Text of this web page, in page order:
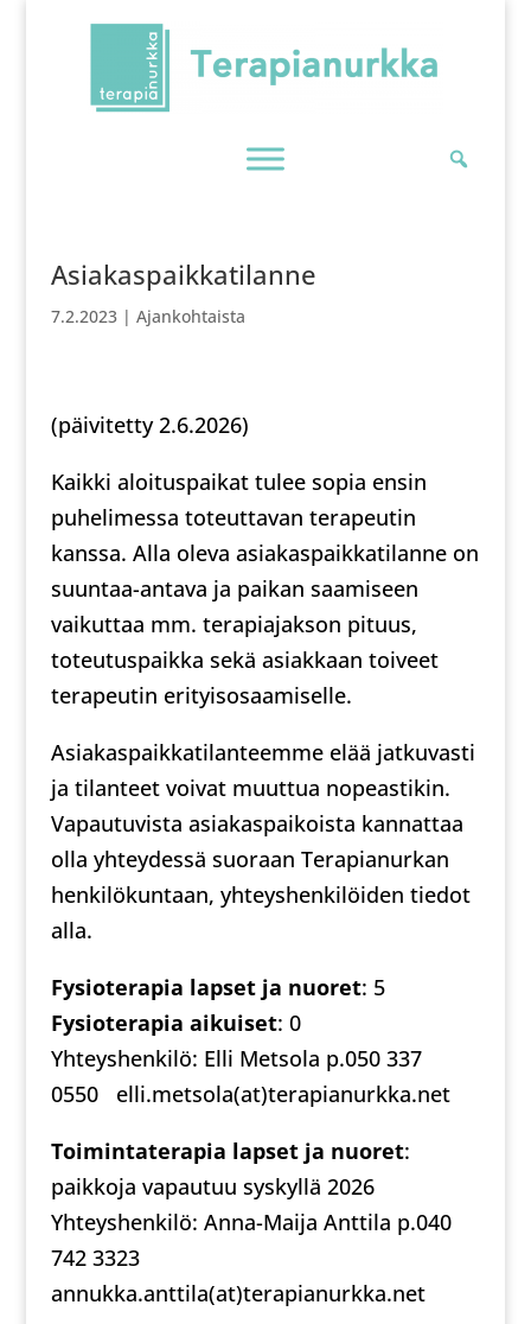
Asiakaspaikkatilanne
7.2.2023| Ajankohtaista
(päivitetty 2.6.2026)
Kaikki aloituspaikat tulee sopia ensin
puhelimessa toteuttavan terapeutin
kanssa. Alla oleva asiakaspaikkatilanne on
suuntaa-antava ja paikan saamiseen
vaikuttaa mm. terapiajakson pituus,
toteutuspaikka sekä asiakkaan toiveet
terapeutin erityisosaamiselle.
Asiakaspaikkatilanteemme elää jatkuvasti
ja tilanteet voivat muuttua nopeastikin.
Vapautuvista asiakaspaikoista kannattaa
olla yhteydessä suoraan Terapianurkan
henkilökuntaan, yhteyshenkilöiden tiedot
alla.
Fysioterapia lapset ja nuoret: 5
Fysioterapia aikuiset: 0
Yhteyshenkilö: Elli Metsola p.050 337
0550 elli.metsola(at)terapianurkka.net
Toimintaterapia lapset ja nuoret:
paikkoja vapautuu syskyllä 2026
Yhteyshenkilö: Anna-Maija Anttila p.040
742 3323
annukka.anttila(at)terapianurkka.net